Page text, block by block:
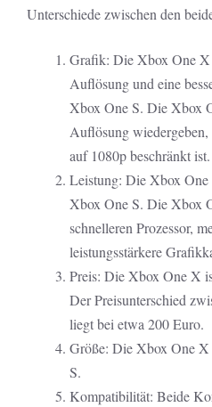
Unterschiede zwischen den
Grafik: Die Xbox One X
Auflösung und eine
Xbox One S. Die Xbox
Auflösung
auf 1080p beschränkt ist.
Leistung: Die Xbox One
Xbox One S. Die Xbox
schnelleren Prozessor,
leistungsstärkere
Preis: Die Xbox One X
Der Preisunterschied
liegt bei etwa 200 Euro.
Größe: Die Xbox One
S.
Kompatibilität: Beide